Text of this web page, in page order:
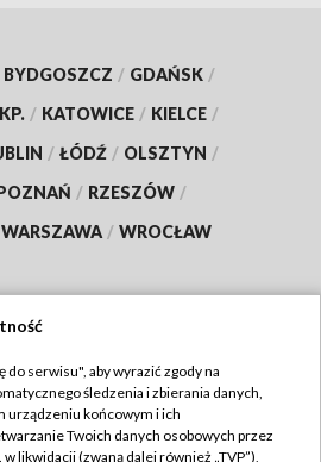
BYDGOSZCZ / GDAŃSK /
/ KATOWICE / KIELCE /
/ ŁÓDŹ / OLSZTYN /
/ RZESZÓW /
WARSZAWA / WROCŁAW
TVP
Regulamin TVP
serwisu", aby wyrazić zgody na
śledzenia i zbierania danych,
urządzeniu końcowym i ich
Twoich danych osobowych przez
likwidacji (zwaną dalej również „TVP”),